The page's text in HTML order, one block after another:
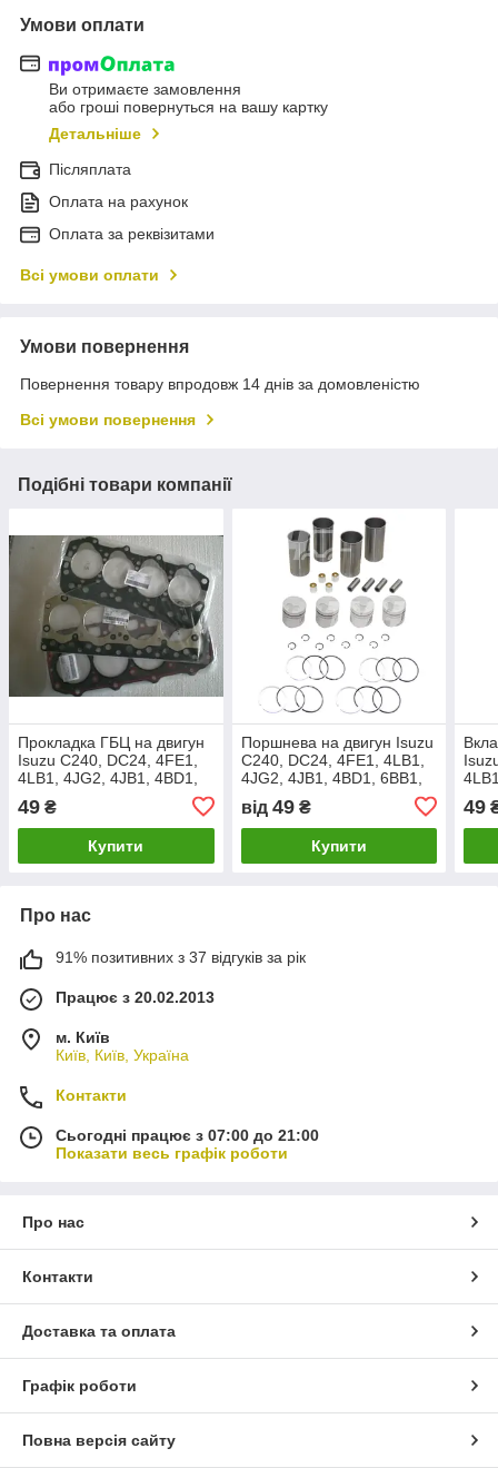
Умови оплати
Ви отримаєте замовлення
або гроші повернуться на вашу картку
Детальніше
Післяплата
Оплата на рахунок
Оплата за реквізитами
Всі умови оплати
Умови повернення
Повернення товару впродовж 14 днів за домовленістю
Всі умови повернення
Подібні товари компанії
Прокладка ГБЦ на двигун
Isuzu C240, DC24, 4FE1,
4LB1, 4JG2, 4JB1, 4BD1,
6BB1, 6BD1, 6BD1, 6BG1,
6BG1T, 6BG1T, 6BG1TC
49 ₴
Купити
Поршнева на двигун Isuzu
C240, DC24, 4FE1, 4LB1,
4JG2, 4JB1, 4BD1, 6BB1,
6BG1T, 6BG1T, 6BG1TC
від 49₴
Купити
49
Про нас
91% позитивних з 37 відгуків за рік
Працює з 20.02.2013
м. Київ
Київ, Київ, Україна
Контакти
Сьогодні працює з 07:00 до 21:00
Показати весь графік роботи
Про нас
Контакти
Доставка та оплата
Графік роботи
Повна версія сайту